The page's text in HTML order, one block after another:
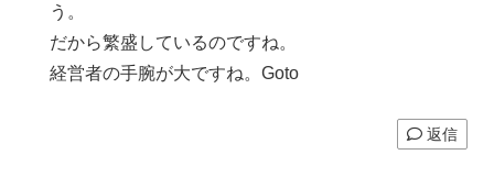
う。
だから繁盛しているのですね。
経営者の手腕が大ですね。Goto
返信